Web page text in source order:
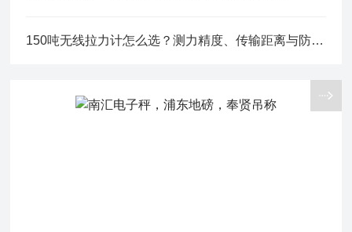
150吨无线拉力计怎么选？测力精度、传输距离与防护等级的选购避坑指南